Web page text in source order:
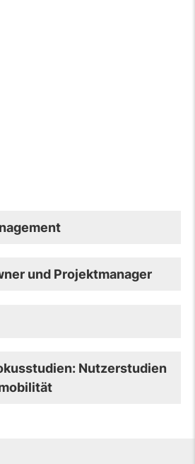
und Projektmanager
Nutzerstudien